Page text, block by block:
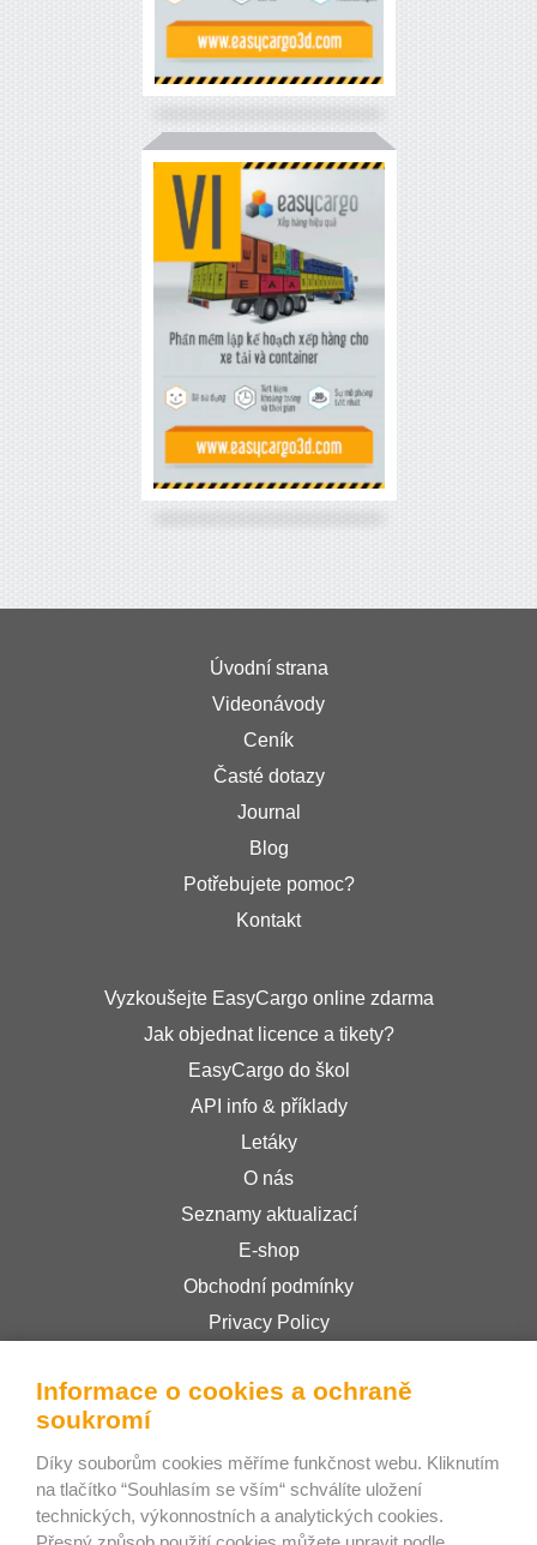
Úvodní strana
Videonávody
Ceník
Časté dotazy
Journal
Blog
Potřebujete pomoc?
Kontakt
Vyzkoušejte EasyCargo online zdarma
Jak objednat licence a tikety?
EasyCargo do škol
API info & příklady
Letáky
O nás
Seznamy aktualizací
E-shop
Obchodní podmínky
Privacy Policy
Bee Interactive s.r.o.
180 00 Praha 8 – Libeň
Česká republika
Informace o cookies a ochraně
soukromí
Díky souborům cookies měříme funkčnost webu. Kliknutím
na tlačítko “Souhlasím se vším“ schválíte uložení
technických, výkonnostních a analytických cookies.